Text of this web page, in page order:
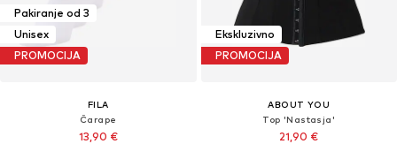
Pakiranje od 3
Unisex
PROMOCIJA
FILA
Čarape
13,90 €
Ekskluzivno
PROMOCIJA
ABOUT YOU
Top 'Nastasja'
21,90 €